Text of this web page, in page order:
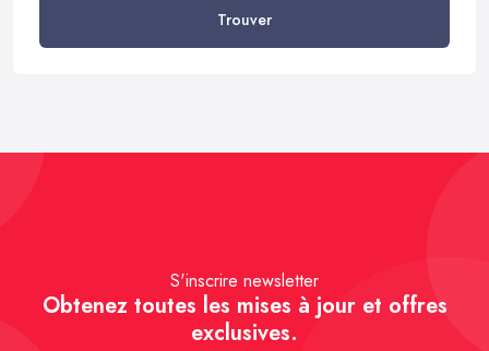
Trouver
S'inscrire newsletter
Obtenez toutes les mises à jour et offres
exclusives.